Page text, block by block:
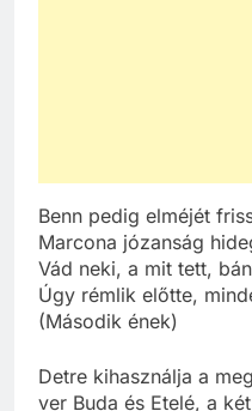
Benn pedig elméjét
Marcona józanság
Vád neki, a mit tett,
Úgy rémlik előtte,
(Második ének)
Detre kihasználja a
ver Buda és Etelé, a